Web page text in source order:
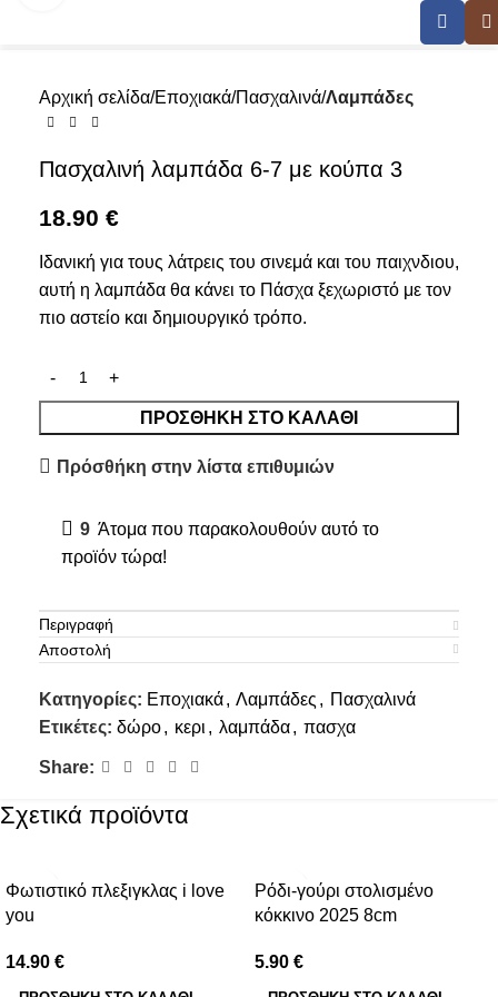
Αρχική σελίδα Εποχιακά Πασχαλινά Λαμπάδες
Πασχαλινή λαμπάδα 6-7 με κούπα 3
18.90 €
Ιδανική για τους λάτρεις του σινεμά και του παιχνδιου,
αυτή η λαμπάδα θα κάνει το Πάσχα ξεχωριστό με τον
πιο αστείο και δημιουργικό τρόπο.
ΠΡΟΣΘΉΚΗ ΣΤΟ ΚΑΛΆΘΙ
Πρόσθήκη στην λίστα επιθυμιών
9 Άτομα που παρακολουθούν αυτό το
προϊόν τώρα!
Περιγραφή
Αποστολή
Κατηγορίες: Εποχιακά, Λαμπάδες , Πασχαλινά
Ετικέτες: δώρο, κερι , λαμπάδα, πασχα
Share:
Σχετικά προϊόντα
Φωτιστικό πλεξιγκλας i love
you
14.90 €
Ρόδι-γούρι στολισμένο
κόκκινο 2025 8cm
5.90 €